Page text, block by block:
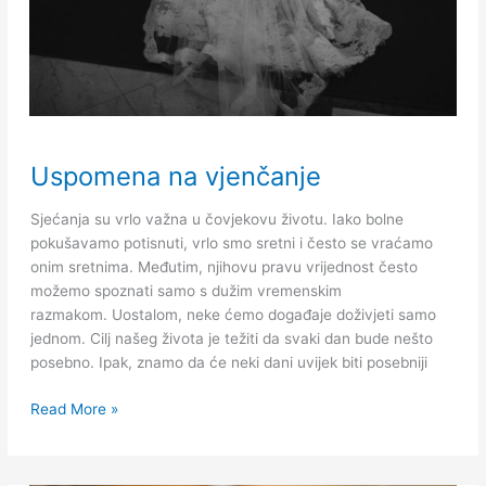
Uspomena na vjenčanje
Sjećanja su vrlo važna u čovjekovu životu. Iako bolne
pokušavamo potisnuti, vrlo smo sretni i često se vraćamo
onim sretnima. Međutim, njihovu pravu vrijednost često
možemo spoznati samo s dužim vremenskim
razmakom. Uostalom, neke ćemo događaje doživjeti samo
jednom. Cilj našeg života je težiti da svaki dan bude nešto
posebno. Ipak, znamo da će neki dani uvijek biti posebniji
na
vjenčanje
Read More »